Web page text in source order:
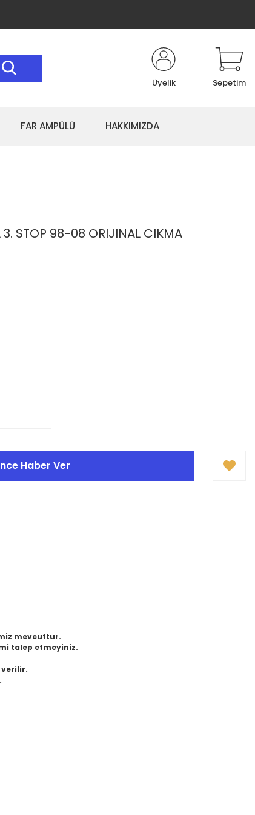
Üyelik Sepetim
FAR AMPÜLÜ HAKKIMIZDA
3. STOP 98-08 ORIJINAL CIKMA
Haber Ver
mevcuttur.
talep etmeyiniz.
verilir.